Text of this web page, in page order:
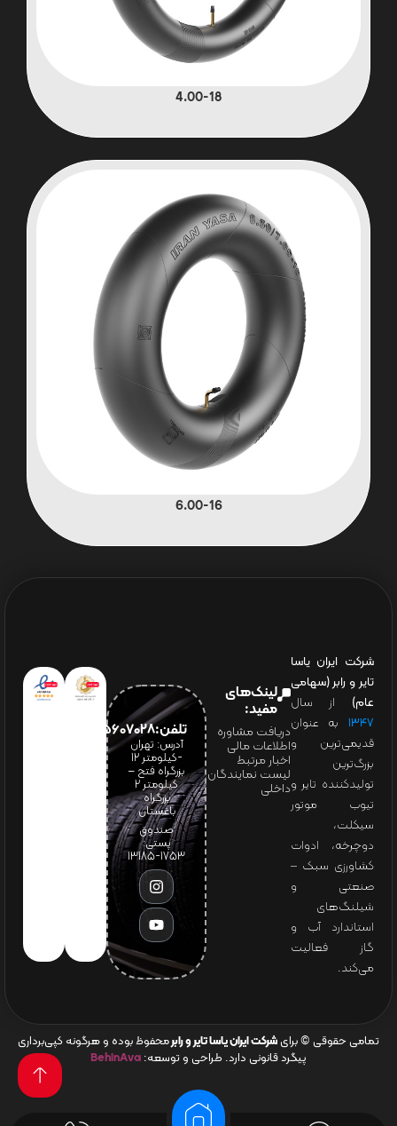
4.00-18
6.00-16
شرکت ایران یاسا
تایر و رابر (سهامی
عام) از سال
۱۳۴۷ به عنوان
قدیمی‌ترین و
بزرگ‌ترین
تولیدکننده تایر و
تیوب موتور
سیکلت،
دوچرخه، ادوات
کشاورزی سبک –
صنعتی و
شیلنگ‌های
استاندارد آب و
گاز فعالیت
می‌کند.
لینک‌های
مفید:
دریافت مشاوره
اطلاعات مالی
اخبار مرتبط
لیست نمایندگان
داخلی
تلفن:65607028(021)
آدرس: تهران
-کیلومتر 12
بزرگراه فتح –
کیلومتر ۲
بزرگراه
باغستان
صندوق
پستی:
1753-13185
تمامی حقوقی © برای شرکت ایران یاسا تایر و رابرمحفوظ بوده و هرگونه کپی‌برداری
پیگرد قانونی دارد. طراحی و توسعه: BehinAva